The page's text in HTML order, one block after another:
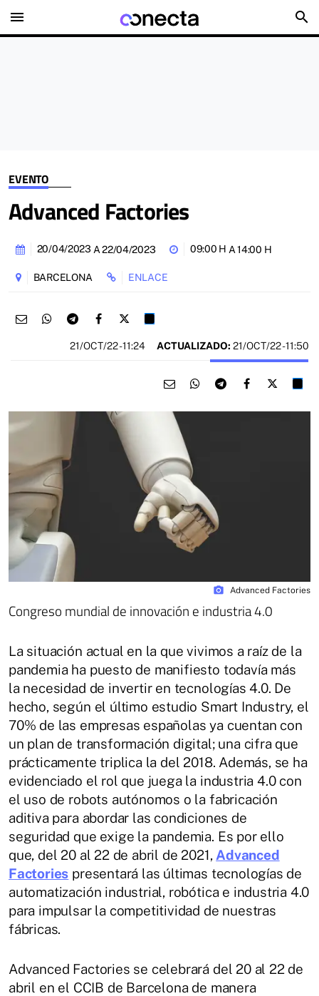
menu search
EVENTO
Advanced Factories
20/04/2023A22/04/2023 09:00 H A14:00 H
BARCELONA ENLACE
21/OCT/22- 11:24 ACTUALIZADO: 21/OCT/22 - 11:50
photo_camera Advanced Factories
Congreso mundial de innovación e industria 4.0
La situación actual en la que vivimos a raíz de la
pandemia ha puesto de manifiesto todavía más
la necesidad de invertir en tecnologías 4.0. De
hecho, según el último estudio Smart Industry, el
70% de las empresas españolas ya cuentan con
un plan de transformación digital; una cifra que
prácticamente triplica la del 2018. Además, se ha
evidenciado el rol que juega la industria 4.0 con
el uso de robots autónomos o la fabricación
aditiva para abordar las condiciones de
seguridad que exige la pandemia. Es por ello
que, del 20 al 22 de abril de 2021, Advanced
Factories presentará las últimas tecnologías de
automatización industrial, robótica e industria 4.0
para impulsar la competitividad de nuestras
fábricas.
Advanced Factories se celebrará del 20 al 22 de
abril en el CCIB de Barcelona de manera